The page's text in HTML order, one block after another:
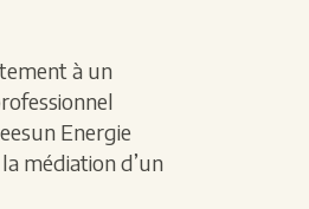
à un
Energie
médiation d’un